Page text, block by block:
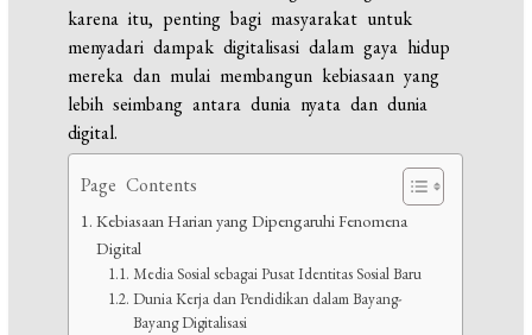
karena itu, penting bagi masyarakat untuk
menyadari dampak digitalisasi dalam gaya hidup
mereka dan mulai membangun kebiasaan yang
lebih seimbang antara dunia nyata dan dunia
digital.
Page Contents
Kebiasaan Harian yang Dipengaruhi Fenomena
Digital
Media Sosial sebagai Pusat Identitas Sosial Baru
Dunia Kerja dan Pendidikan dalam Bayang-
Bayang Digitalisasi